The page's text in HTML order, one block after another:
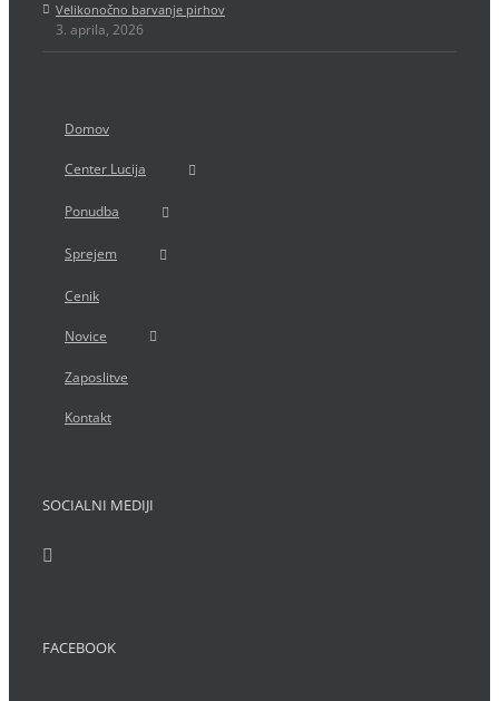
Velikonočno barvanje pirhov
3. aprila, 2026
Domov
Center Lucija
Ponudba
Sprejem
Cenik
Novice
Zaposlitve
Kontakt
SOCIALNI MEDIJI
FACEBOOK